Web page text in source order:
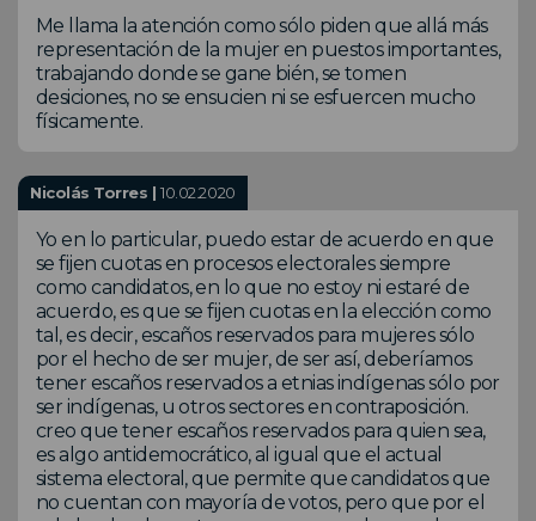
Me llama la atención como sólo piden que allá más
representación de la mujer en puestos importantes,
trabajando donde se gane bién, se tomen
desiciones, no se ensucien ni se esfuercen mucho
físicamente.
Nicolás Torres |10.02.2020
Yo en lo particular, puedo estar de acuerdo en que
se fijen cuotas en procesos electorales siempre
como candidatos, en lo que no estoy ni estaré de
acuerdo, es que se fijen cuotas en la elección como
tal, es decir, escaños reservados para mujeres sólo
por el hecho de ser mujer, de ser así, deberíamos
tener escaños reservados a etnias indígenas sólo por
ser indígenas, u otros sectores en contraposición.
creo que tener escaños reservados para quien sea,
es algo antidemocrático, al igual que el actual
sistema electoral, que permite que candidatos que
no cuentan con mayoría de votos, pero que por el